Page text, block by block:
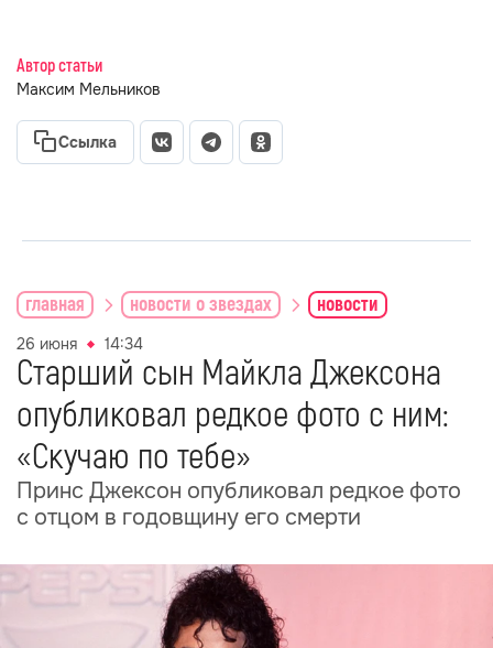
Автор статьи
Максим Мельников
Ссылка
главная новости о звездах новости
26 июня 14:34
Старший сын Майкла Джексона
опубликовал редкое фото с ним:
«Скучаю по тебе»
Принс Джексон опубликовал редкое фото
с отцом в годовщину его смерти